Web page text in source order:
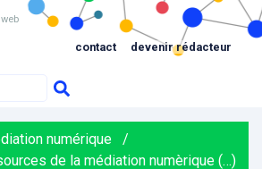
contact devenir rédacteur
numérique
/
de la médiation numèrique (…)